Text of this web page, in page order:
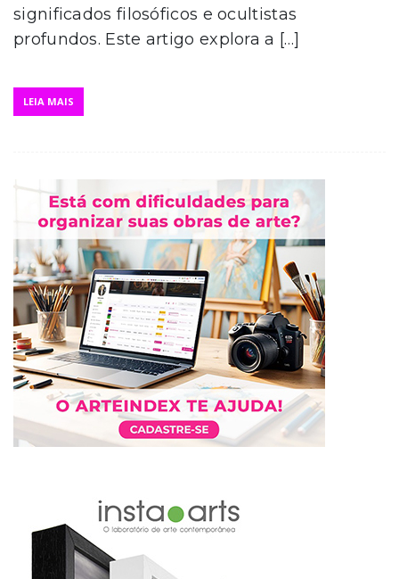
significados filosóficos e ocultistas
profundos. Este artigo explora a […]
LEIA MAIS